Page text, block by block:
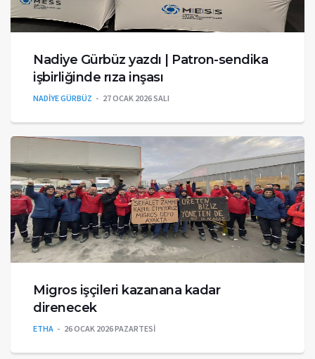
Nadiye Gürbüz yazdı | Patron-sendika
işbirliğinde rıza inşası
NADİYE GÜRBÜZ 27 OCAK 2026 SALI
Migros işçileri kazanana kadar
direnecek
ETHA 26 OCAK 2026 PAZARTESI